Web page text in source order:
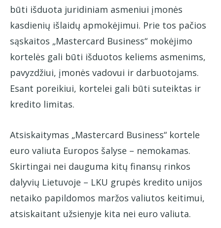
būti išduota juridiniam asmeniui įmonės
kasdienių išlaidų apmokėjimui. Prie tos pačios
sąskaitos „Mastercard Business“ mokėjimo
kortelės gali būti išduotos keliems asmenims,
pavyzdžiui, įmonės vadovui ir darbuotojams.
Esant poreikiui, kortelei gali būti suteiktas ir
kredito limitas.
Atsiskaitymas „Mastercard Business“ kortele
euro valiuta Europos šalyse – nemokamas.
Skirtingai nei dauguma kitų finansų rinkos
dalyvių Lietuvoje – LKU grupės kredito unijos
netaiko papildomos maržos valiutos keitimui,
atsiskaitant užsienyje kita nei euro valiuta.